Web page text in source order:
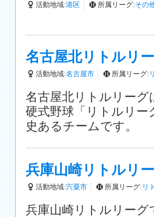
活動地域:港区 所属リーグ:その
名古屋北リトルリ
活動地域:名古屋市 所属リーグ:
名古屋北リトルリー
硬式野球「リトルリー
史あるチームです。
兵庫山崎リトルリ
活動地域:宍粟市 所属リーグ: リ
兵庫山崎リトルリーグ